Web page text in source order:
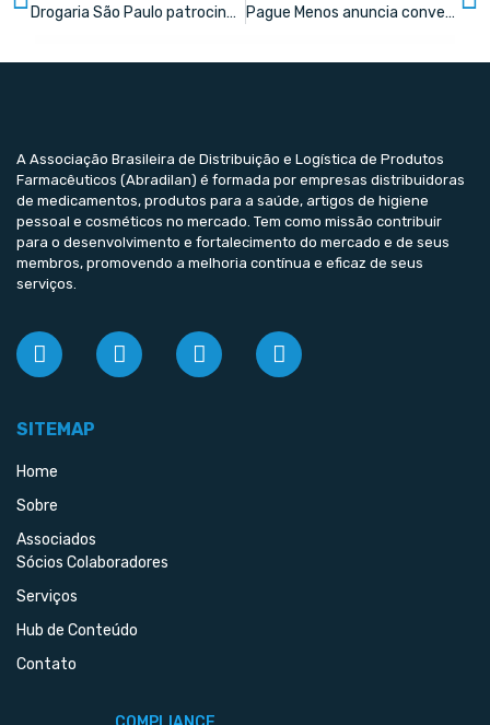
Drogaria São Paulo patrocina Arena de Verão no litoral paulista Pague Menos anuncia conversão de três lojas da Extrafarma no Maranhão
A Associação Brasileira de Distribuição e Logística de Produtos
Farmacêuticos (Abradilan) é formada por empresas distribuidoras
de medicamentos, produtos para a saúde, artigos de higiene
pessoal e cosméticos no mercado. Tem como missão contribuir
para o desenvolvimento e fortalecimento do mercado e de seus
membros, promovendo a melhoria contínua e eficaz de seus
serviços.
SITEMAP
Home
Sobre
Associados
Sócios Colaboradores
Serviços
Hub de Conteúdo
Contato